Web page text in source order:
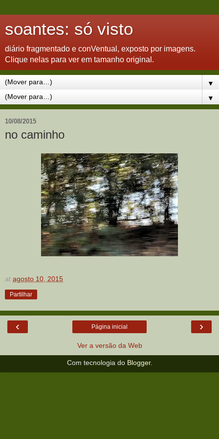
soantes: só visto
diário fragmentado e conVentual, exposto por imagens.
Clique nelas para ver em tamanho original.
▼
▼
10/08/2015
no caminho
at agosto 10, 2015
Partilhar
‹ ›
Página inicial
Ver a versão da Web
Com tecnologia do Blogger.